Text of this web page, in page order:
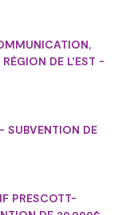
DE L’EST -
SUBVENTION DE
PRESCOTT-